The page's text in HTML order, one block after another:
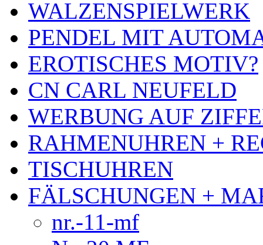
WALZENSPIELWERK
PENDEL MIT
EROTISCHES MOTIV?
CN CARL NEUFELD
WERBUNG AUF
RAHMENUHREN +
TISCHUHREN
FÄLSCHUNGEN +
nr.-11-mf